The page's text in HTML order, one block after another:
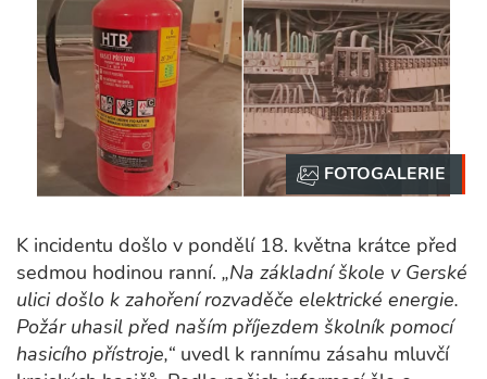
K incidentu došlo v pondělí 18. května krátce před
sedmou hodinou ranní. „Na základní škole v Gerské
ulici došlo k zahoření rozvaděče elektrické energie.
Požár uhasil před naším příjezdem školník pomocí
hasicího přístroje,“ uvedl k rannímu zásahu mluvčí